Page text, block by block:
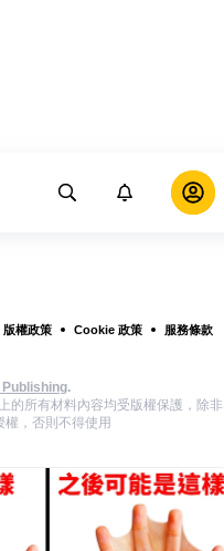
版權政策 Cookie 政策
服務條款
Publishing.
的所有材料內容均受版權保護，除非
，否則不得使用